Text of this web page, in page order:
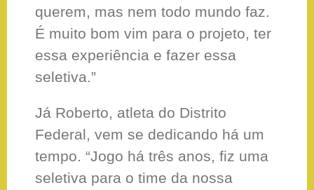
querem, mas nem todo mundo faz.
É muito bom vim para o projeto, ter
essa experiência e fazer essa
seletiva.”
Já Roberto, atleta do Distrito
Federal, vem se dedicando há um
tempo. “Jogo há três anos, fiz uma
seletiva para o time da nossa